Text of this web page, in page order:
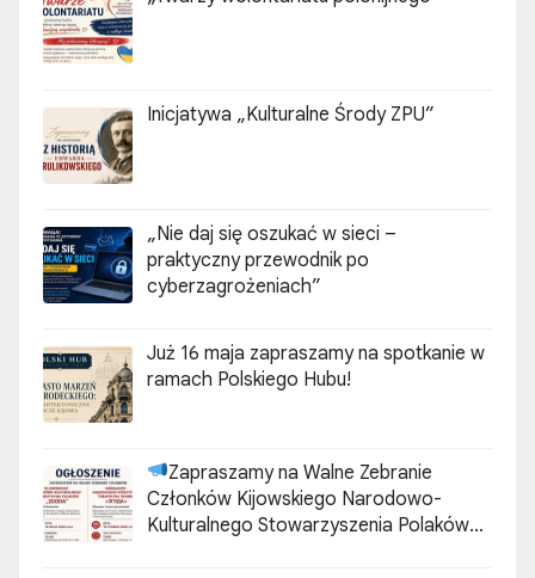
Inicjatywa „Kulturalne Środy ZPU”
„Nie daj się oszukać w sieci –
praktyczny przewodnik po
cyberzagrożeniach”
Już 16 maja zapraszamy na spotkanie w
ramach Polskiego Hubu!
Zapraszamy na Walne Zebranie
Członków Kijowskiego Narodowo-
Kulturalnego Stowarzyszenia Polaków